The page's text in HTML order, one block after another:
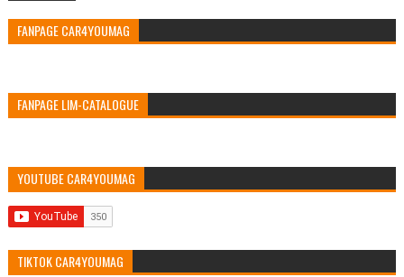
FANPAGE CAR4YOUMAG
FANPAGE LIM-CATALOGUE
YOUTUBE CAR4YOUMAG
TIKTOK CAR4YOUMAG